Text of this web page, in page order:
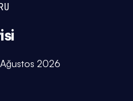
2026